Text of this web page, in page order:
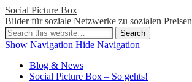
Social Picture Box
Bilder für soziale Netzwerke zu sozialen Preisen
Show Navigation Hide Navigation
Blog & News
Social Picture Box – So gehts!